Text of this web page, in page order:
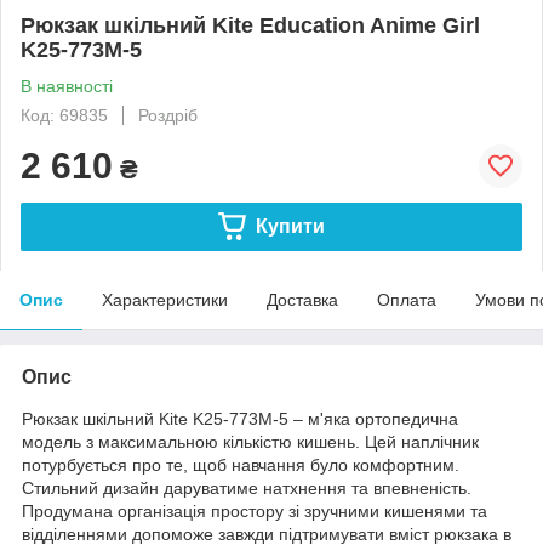
Рюкзак шкільний Kite Education Anime Girl
K25-773M-5
В наявності
Код: 69835
Роздріб
2 610 ₴
Купити
Опис Характеристики Доставка Оплата Умови
Опис
Рюкзак шкільний Kite K25-773M-5 – м'яка ортопедична
модель з максимальною кількістю кишень. Цей наплічник
потурбується про те, щоб навчання було комфортним.
Стильний дизайн даруватиме натхнення та впевненість.
Продумана організація простору зі зручними кишенями та
відділеннями допоможе завжди підтримувати вміст рюкзака в